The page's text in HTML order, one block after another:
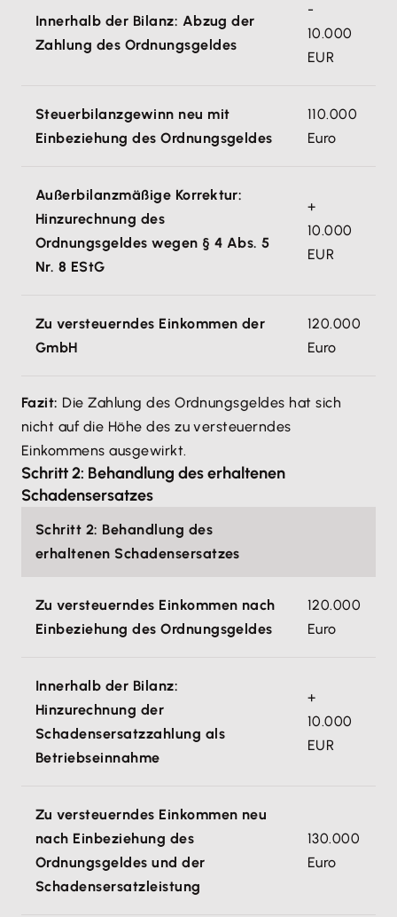
Innerhalb der Bilanz: Abzug der
Zahlung des Ordnungsgeldes
-
10.000
EUR
Steuerbilanzgewinn neu mit
Einbeziehung des Ordnungsgeldes
110.000
Euro
Außerbilanzmäßige Korrektur:
Hinzurechnung des
Ordnungsgeldes wegen § 4 Abs. 5
Nr. 8 EStG
+
10.000
EUR
Zu versteuerndes Einkommen der
GmbH
120.000
Euro
Fazit: Die Zahlung des Ordnungsgeldes hat sich
nicht auf die Höhe des zu versteuerndes
Einkommens ausgewirkt.
Schritt 2: Behandlung des erhaltenen
Schadensersatzes
Schritt 2: Behandlung des
erhaltenen Schadensersatzes
Zu versteuerndes Einkommen nach
Einbeziehung des Ordnungsgeldes
120.000
Euro
Innerhalb der Bilanz:
Hinzurechnung der
Schadensersatzzahlung als
Betriebseinnahme
+
10.000
EUR
Zu versteuerndes Einkommen neu
nach Einbeziehung des
Ordnungsgeldes und der
Schadensersatzleistung
130.000
Euro